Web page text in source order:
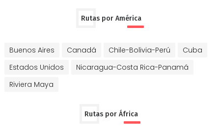
Rutas por América
Buenos Aires Canadá Chile-Bolivia-Perú
Cuba
Estados Unidos
Nicaragua-Costa Rica-Panamá
Riviera Maya
Rutas por África